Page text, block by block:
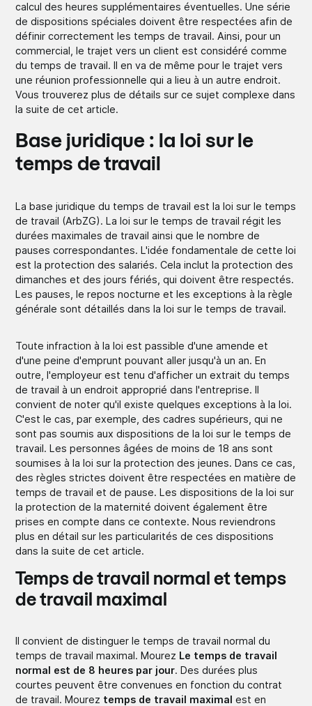
calcul des heures supplémentaires éventuelles. Une série
de dispositions spéciales doivent être respectées afin de
définir correctement les temps de travail. Ainsi, pour un
commercial, le trajet vers un client est considéré comme
du temps de travail. Il en va de même pour le trajet vers
une réunion professionnelle qui a lieu à un autre endroit.
Vous trouverez plus de détails sur ce sujet complexe dans
la suite de cet article.
Base juridique : la loi sur le
temps de travail
La base juridique du temps de travail est la loi sur le temps
de travail (ArbZG). La loi sur le temps de travail régit les
durées maximales de travail ainsi que le nombre de
pauses correspondantes. L'idée fondamentale de cette loi
est la protection des salariés. Cela inclut la protection des
dimanches et des jours fériés, qui doivent être respectés.
Les pauses, le repos nocturne et les exceptions à la règle
générale sont détaillés dans la loi sur le temps de travail.
Toute infraction à la loi est passible d'une amende et
d'une peine d'emprunt pouvant aller jusqu'à un an. En
outre, l'employeur est tenu d'afficher un extrait du temps
de travail à un endroit approprié dans l'entreprise. Il
convient de noter qu'il existe quelques exceptions à la loi.
C'est le cas, par exemple, des cadres supérieurs, qui ne
sont pas soumis aux dispositions de la loi sur le temps de
travail. Les personnes âgées de moins de 18 ans sont
soumises à la loi sur la protection des jeunes. Dans ce cas,
des règles strictes doivent être respectées en matière de
temps de travail et de pause. Les dispositions de la loi sur
la protection de la maternité doivent également être
prises en compte dans ce contexte. Nous reviendrons
plus en détail sur les particularités de ces dispositions
dans la suite de cet article.
Temps de travail normal et temps
de travail maximal
Il convient de distinguer le temps de travail normal du
temps de travail maximal. Mourez Le temps de travail
normal est de 8 heures par jour. Des durées plus
courtes peuvent être convenues en fonction du contrat
de travail. Mourez temps de travail maximal est en